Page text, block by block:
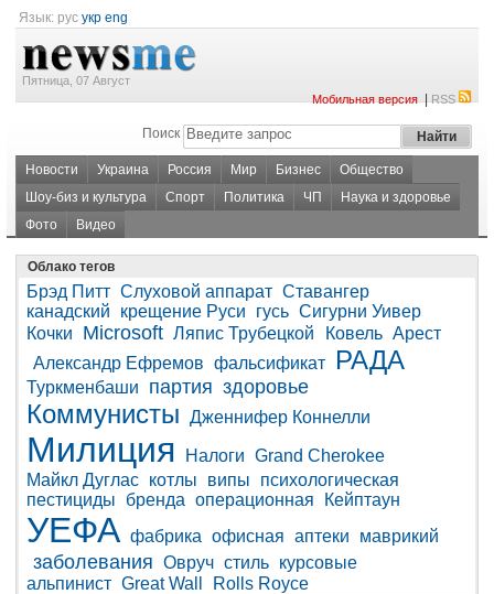
Язык: рус укр eng
Пятница, 07 Август
Мобильная версия|RSS
Поиск
Новости Украина Россия Мир Бизнес
Общество
Шоу-биз и культура
Спорт Политика ЧП
Наука и здоровье
Фото
Видео
Облако тегов
Брэд Питт Слуховой аппарат Ставангер
канадский
крещение Руси гусь Сигурни Уивер
Кочки
Microsoft Ляпис Трубецкой Ковель Арест
Александр Ефремов фальсификат РАДА
Туркменбаши партия здоровье
Коммунисты Дженнифер Коннелли
Милиция Налоги Grand Cherokee
Майкл Дуглас котлы випы
психологическая
пестициды
бренда операционная Кейптаун
УЕФА фабрика офисная аптеки маврикий
заболевания Овруч стиль курсовые
альпинист Great Wall Rolls Royce